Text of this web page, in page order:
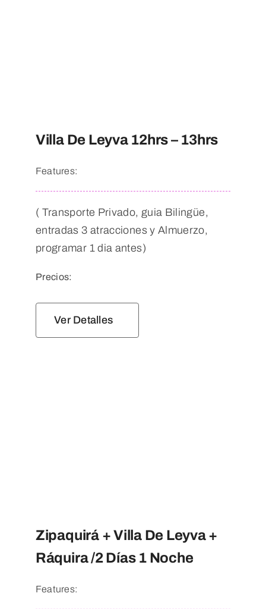
Villa De Leyva 12hrs – 13hrs
Features:
( Transporte Privado, guia Bilingüe,
entradas 3 atracciones y Almuerzo,
programar 1 dia antes)
Precios:
Ver Detalles
Zipaquirá + Villa De Leyva +
Ráquira /2 Días 1 Noche
Features: